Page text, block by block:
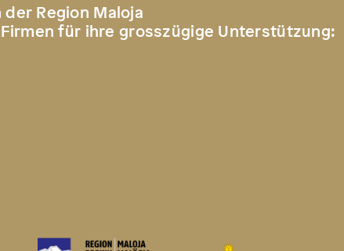
Region Maloja
für ihre grosszügige Unterstützung: